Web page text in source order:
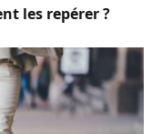
les repérer ?